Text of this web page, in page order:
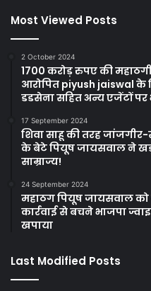
Most Viewed Posts
2 October 2024
1700 करोड़ रुपए की
आरोपित piyush jaiswal
डडसेना सहित अन्य एजेंटों पर
17 September 2024
शिवा साहू की तरह
के बेटे पियूष जायसवाल ने
साम्राज्य!
24 September 2024
महाठग पियूष जायसवाल को
कार्रवाई से बचने भाजपा
खपाया
Last Modified Posts